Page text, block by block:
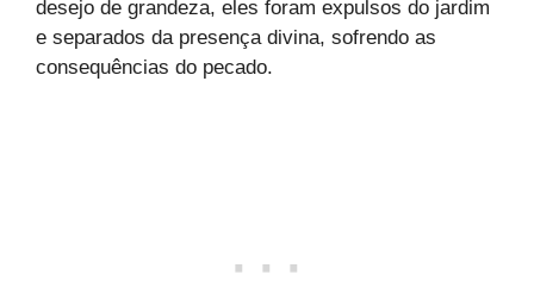
desejo de grandeza, eles foram expulsos do jardim
e separados da presença divina, sofrendo as
consequências do pecado.